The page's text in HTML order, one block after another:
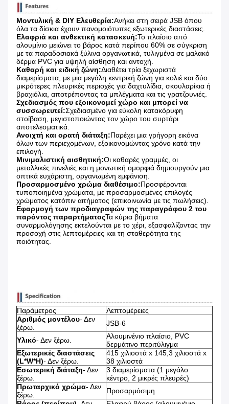
Μοντυλική & DIY Ελευθερία:Ανήκει στη σειρά JSB όπου
όλα τα δίσκια έχουν πανομοιότυπες εξωτερικές διαστάσεις.
Ελαφριά και ανθεκτική κατασκευή:Το πλαίσιο από
αλουμίνιο μειώνει το βάρος κατά περίπου 60% σε σύγκριση
με τα παραδοσιακά ξύλινα οργανωτικά, τυλιγμένα σε μαλακό
δέρμα PVC για υψηλή αίσθηση και αντοχή.
Καθαρή και ειδική ζώνη:Διαθέτει τρία ξεχωριστά
διαμερίσματα, με μια μεγάλη κεντρική ζώνη για κολιέ και δύο
μικρότερες πλευρικές περιοχές για δαχτυλίδια, σκουλαρίκια ή
βραχιόλια, αποτρέποντας τα μπλέγματα και τις γρατζουνιές.
Σχεδιασμός που εξοικονομεί χώρο και μπορεί να
συσσωρευτεί:Σχεδιασμένο για εύκολη κατακόρυφη
στοίβαση, μεγιστοποιώντας τον χώρο του συρτάρι
αποτελεσματικά.
Ανοιχτή και ορατή διάταξη:Παρέχει μια γρήγορη εικόνα
όλων των περιεχομένων, εξοικονομώντας χρόνο κατά την
επιλογή.
Μινιμαλιστική αισθητική:Οι καθαρές γραμμές, οι
μεταλλικές πινελιές και η μονωτική ομορφιά δημιουργούν μια
οπτικά ευχάριστη, οργανωμένη εμφάνιση.
Προσαρμοσμένο χρώμα διαθέσιμο:Προσφέρονται
τυποποιημένα χρώματα, με προσαρμοσμένες επιλογές
χρώματος κατόπιν αιτήματος (επικοινωνία με τις πωλήσεις).
Εφαρμογή των προδιαγραφών της παραγράφου 2 του
παρόντος παραρτήματοςΤα κύρια βήματα
συναρμολόγησης εκτελούνται με το χέρι, εξασφαλίζοντας την
προσοχή στις λεπτομέρειες και τη σταθερότητα της
ποιότητας.
Παράμετρος
Λεπτομέρειες
Αριθμός μοντέλου- Δεν
ξέρω.
JSB-6
Υλικό- Δεν ξέρω.
Αλουμινένιο πλαίσιο, PVC
δερμάτινο περιτύλιγμα
Εξωτερικές διαστάσεις
(L*W*H)- Δεν ξέρω.
415 χιλιοστά x 145,3 χιλιοστά x
38 χιλιοστά
Εσωτερική διάταξη- Δεν
ξέρω.
3 διαμερίσματα (1 μεγάλο
κέντρο, 2 μικρές πλευρές)
Πρωταρχικό χρώμα- Δεν
ξέρω.
Προσαρμόσιμη